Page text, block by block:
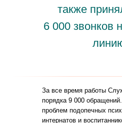
также
6 000 звонков
За все время работы
порядка 9 000
проблем подопечных
интернатов и